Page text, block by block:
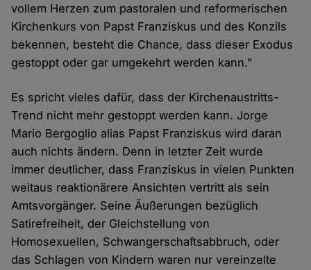
vollem Herzen zum pastoralen und reformerischen
Kirchenkurs von Papst Franziskus und des Konzils
bekennen, besteht die Chance, dass dieser Exodus
gestoppt oder gar umgekehrt werden kann."
Es spricht vieles dafür, dass der Kirchenaustritts-
Trend nicht mehr gestoppt werden kann. Jorge
Mario Bergoglio alias Papst Franziskus wird daran
auch nichts ändern. Denn in letzter Zeit wurde
immer deutlicher, dass Franziskus in vielen Punkten
weitaus reaktionärere Ansichten vertritt als sein
Amtsvorgänger. Seine Äußerungen bezüglich
Satirefreiheit, der Gleichstellung von
Homosexuellen, Schwangerschaftsabbruch, oder
das Schlagen von Kindern waren nur vereinzelte